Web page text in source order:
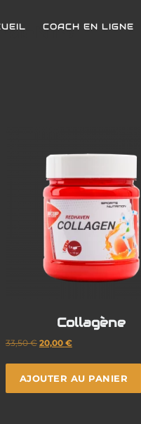
COACH EN LIGNE
Collagène
33,50€ 20,00 €
AJOUTER AU PANIER